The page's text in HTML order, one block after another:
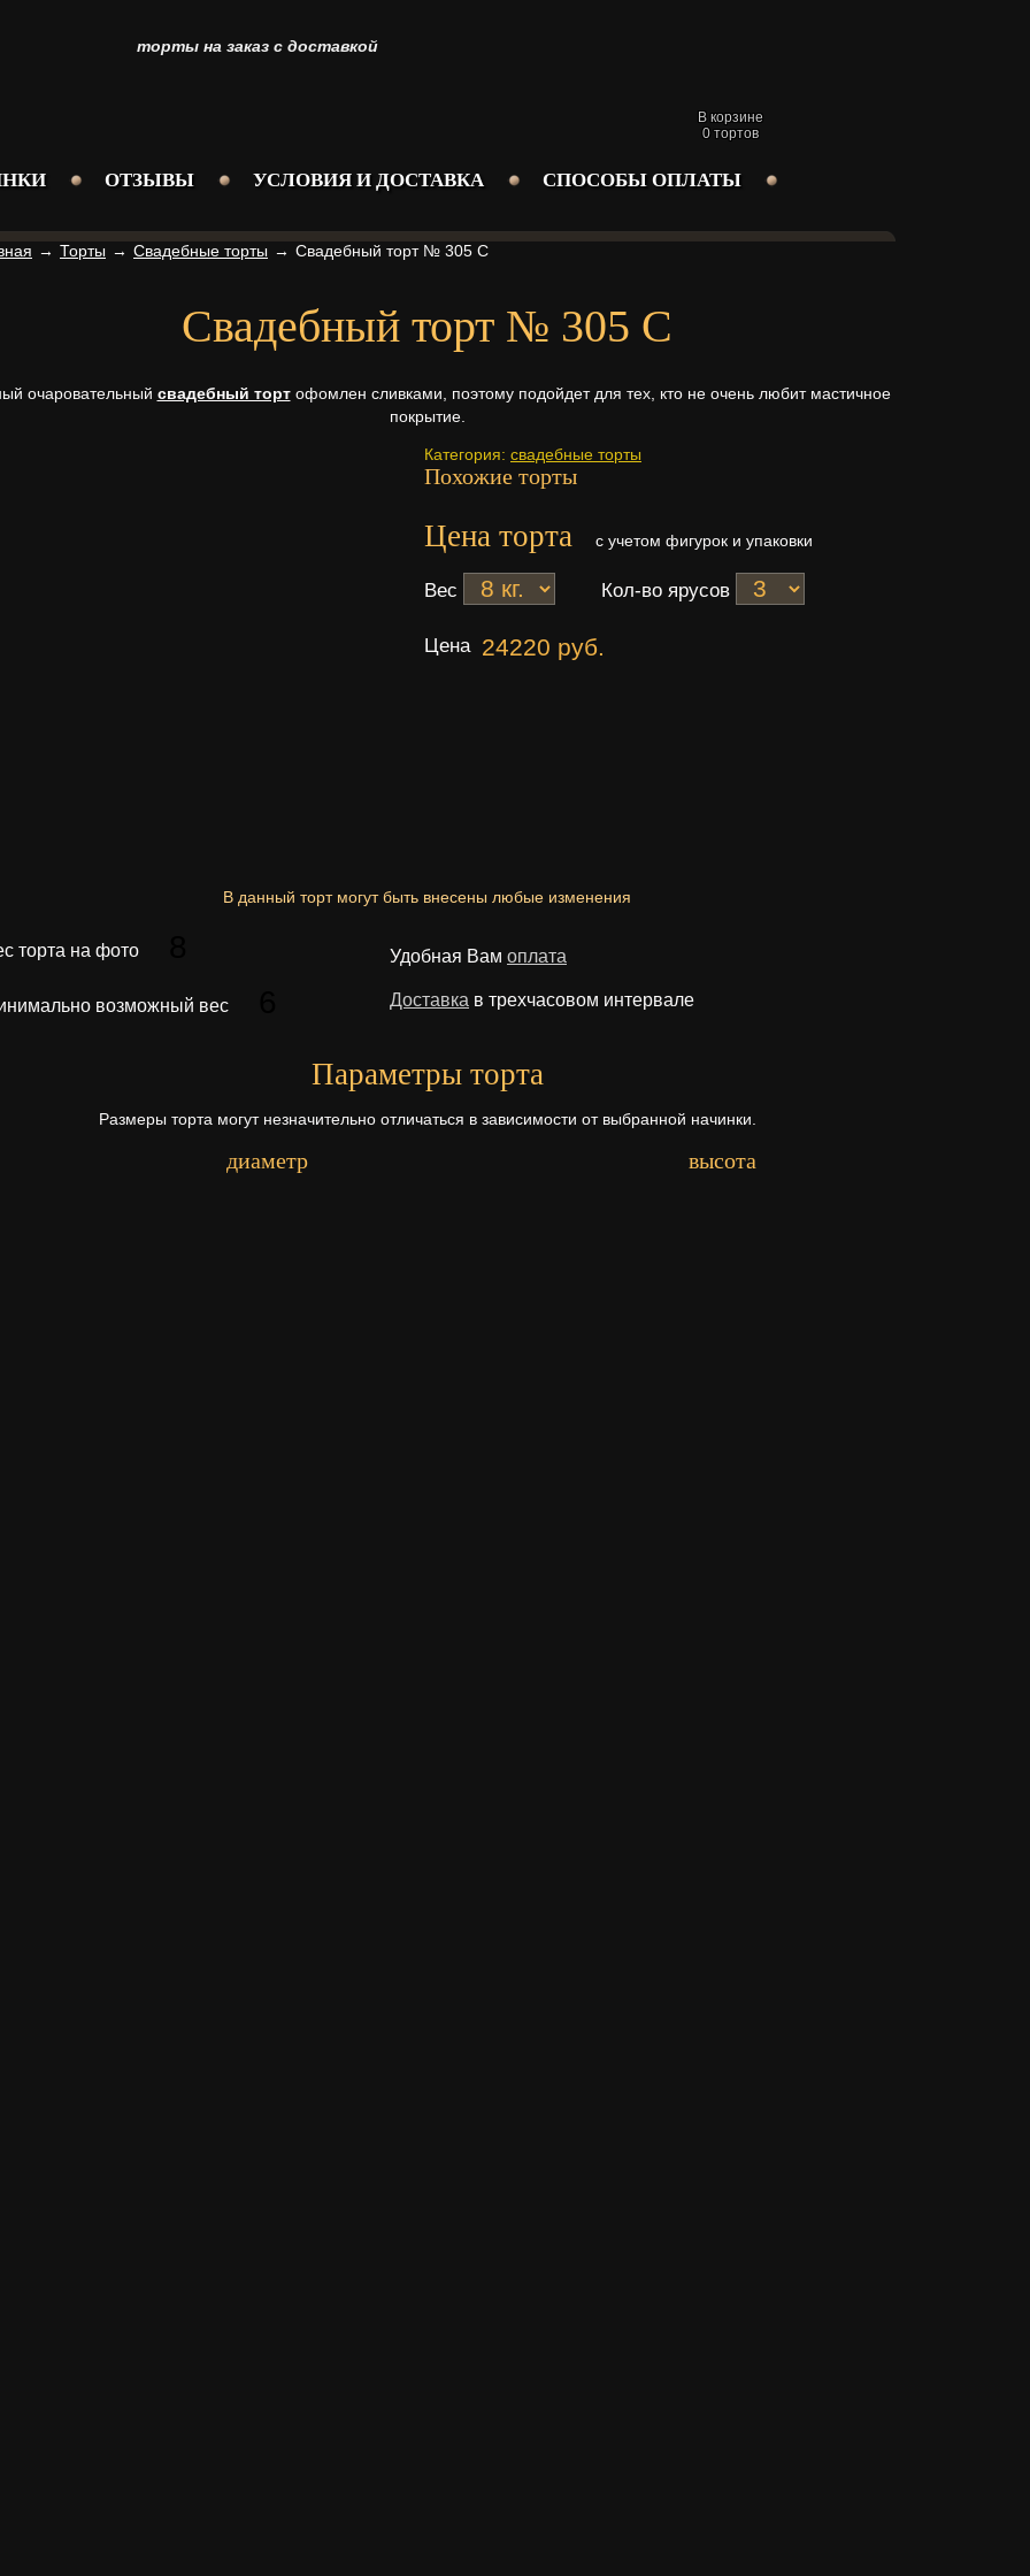
торты на заказ с доставкой
В корзине
0 тортов
ОТЗЫВЫ УСЛОВИЯ И ДОСТАВКА СПОСОБЫ ОПЛАТЫ
→ Торты → Свадебные торты → Свадебный торт № 305 С
Свадебный торт № 305 С
очаровательный свадебный тортофомлен сливками, поэтому подойдет для тех, кто не очень любит мастичное
покрытие.
Категория: свадебные торты
Похожие торты
Цена торта с учетом фигурок и упаковки
Вес Кол-во ярусов
Цена 24220 руб.
В данный торт могут быть внесены любые изменения
торта на фото
возможный вес
Удобная Вам оплата
Доставка в трехчасовом интервале
Параметры торта
Размеры торта могут незначительно отличаться в зависимости от выбранной начинки.
диаметр высота